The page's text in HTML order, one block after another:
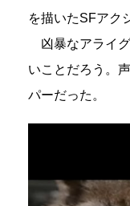
を描いたSFアク
凶暴なアライ
いことだろう。
パーだった。